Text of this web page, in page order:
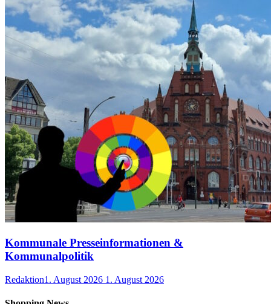
Kommunale Presseinformationen &
Kommunalpolitik
Redaktion1. August 2026 1. August 2026